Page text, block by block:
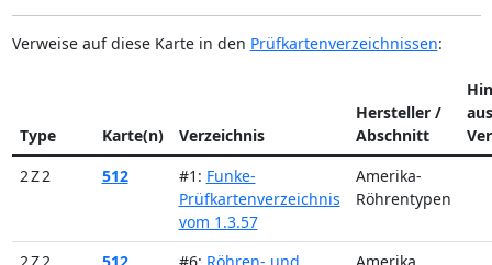
Verweise auf diese Karte in den Prüfkartenverzeichnissen:
Type Karte(n) Verzeichnis
Hersteller /
Abschnitt
aus
2 Z 2
512 #1: Funke-
Prüfkartenverzeichnis
vom 1.3.57
Amerika-
Röhrentypen
2 Z 2 512 #6: Röhren- und
Amerika